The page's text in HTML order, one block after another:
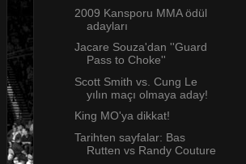
2009 Kansporu MMA ödül
adayları
Jacare Souza'dan ''Guard
Pass to Choke''
Scott Smith vs. Cung Le
yılın maçı olmaya aday!
King MO'ya dikkat!
Tarihten sayfalar: Bas
Rutten vs Randy Couture